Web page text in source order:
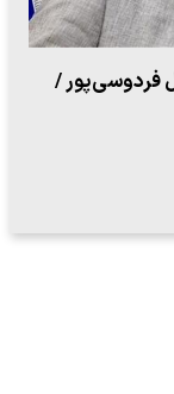
ببینید| روایت